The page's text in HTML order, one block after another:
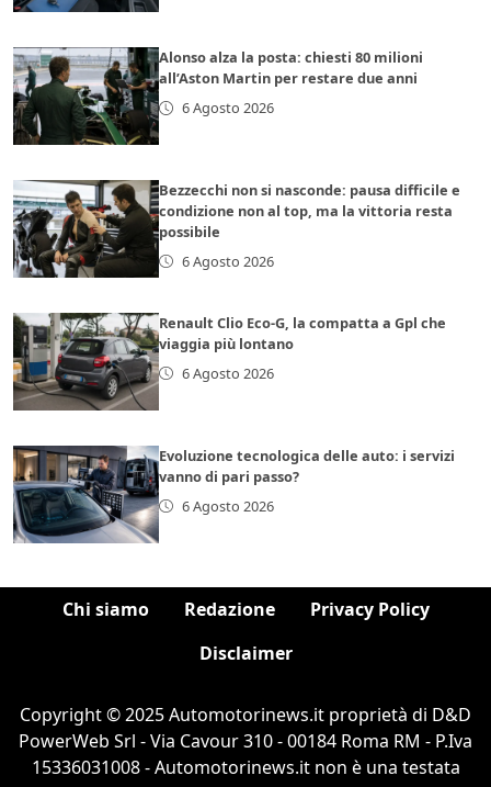
Alonso alza la posta: chiesti 80 milioni
all’Aston Martin per restare due anni
6 Agosto 2026
Bezzecchi non si nasconde: pausa difficile e
condizione non al top, ma la vittoria resta
possibile
6 Agosto 2026
Renault Clio Eco-G, la compatta a Gpl che
viaggia più lontano
6 Agosto 2026
Evoluzione tecnologica delle auto: i servizi
vanno di pari passo?
6 Agosto 2026
Chi siamo Redazione
Privacy Policy
Disclaimer
Copyright © 2025 Automotorinews.it proprietà di D&D
PowerWeb Srl - Via Cavour 310 - 00184 Roma RM - P.Iva
15336031008 - Automotorinews.it non è una testata